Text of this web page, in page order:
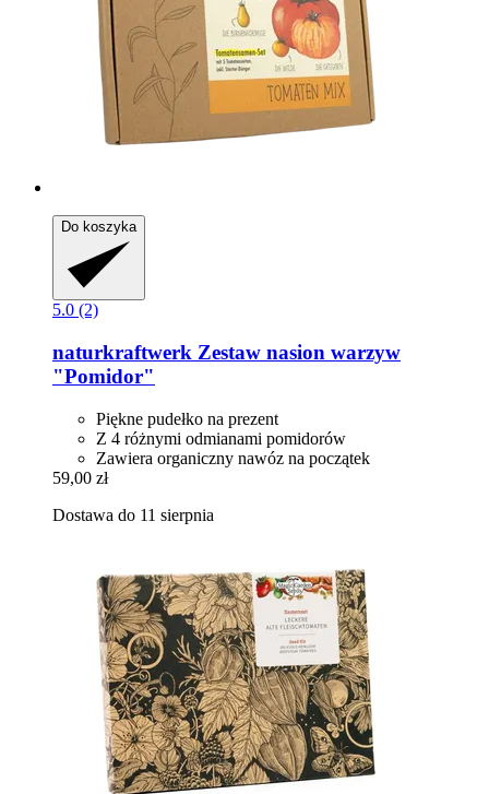
Do koszyka
5.0 (2)
naturkraftwerk Zestaw nasion warzyw
"Pomidor"
Piękne pudełko na prezent
Z 4 różnymi odmianami pomidorów
Zawiera organiczny nawóz na początek
59,00 zł
Dostawa do 11 sierpnia